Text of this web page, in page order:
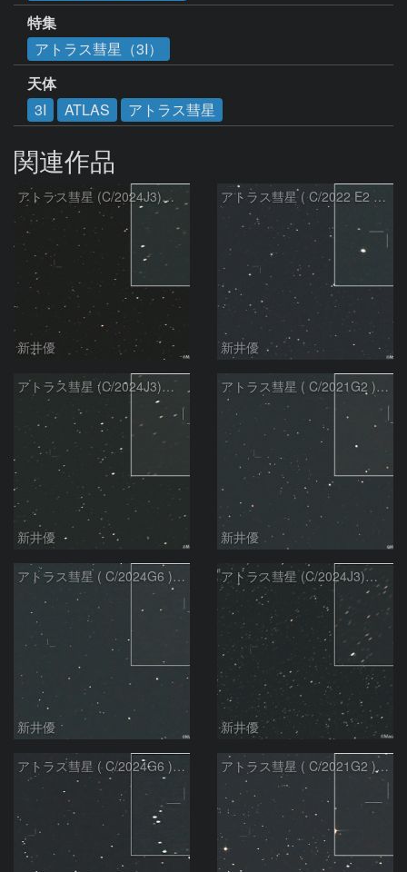
特集
アトラス彗星（3I）
天体
3I
ATLAS アトラス彗星
関連作品
アトラス彗星 (C/2024J3)：2026/08/05
新井優
アトラス彗星 ( C/2022 E2 )：2026/07/27
新井優
アトラス彗星 (C/2024J3)：2026/07/26
新井優
アトラス彗星 ( C/2021G2 )：2026/07/09
新井優
アトラス彗星 ( C/2024G6 )：2026/07/09
新井優
アトラス彗星 (C/2024J3)：2026/07/09
新井優
アトラス彗星 ( C/2024G6 )：2026/07/08 アトラス彗星 ( C/2021G2 )：2026/07/08